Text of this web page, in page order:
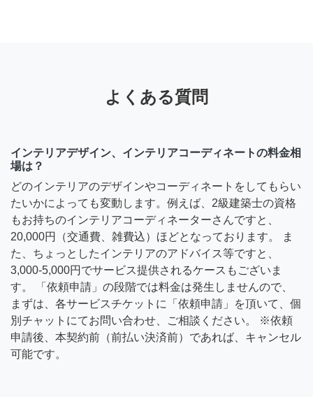
よくある質問
インテリアデザイン、インテリアコーディネートの料金相
場は？
どのインテリアのデザインやコーディネートをしてもらい
たいかによっても変動します。例えば、2級建築士の資格
もお持ちのインテリアコーディネーターさんですと、
20,000円（交通費、雑費込）ほどとなっております。 ま
た、ちょっとしたインテリアのアドバイス等ですと、
3,000-5,000円でサービス提供されるケースもございま
す。 「依頼申請」の段階では料金は発生しませんので、
まずは、各サービスチケットに「依頼申請」を頂いて、個
別チャットにてお問い合わせ、ご相談ください。 ※依頼
申請後、本契約前（前払い決済前）であれば、キャンセル
可能です。